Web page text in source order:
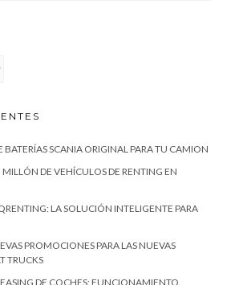
BATERÍAS SCANIA ORIGINAL PARA TU CAMION
DE VEHÍCULOS DE RENTING EN
LA SOLUCIÓN INTELIGENTE PARA
PROMOCIONES PARA LAS NUEVAS
TRUCKS
DE COCHES: FUNCIONAMIENTO,